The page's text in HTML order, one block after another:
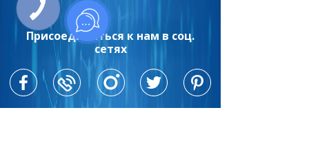
Присоединиться к нам в соц.
сетях